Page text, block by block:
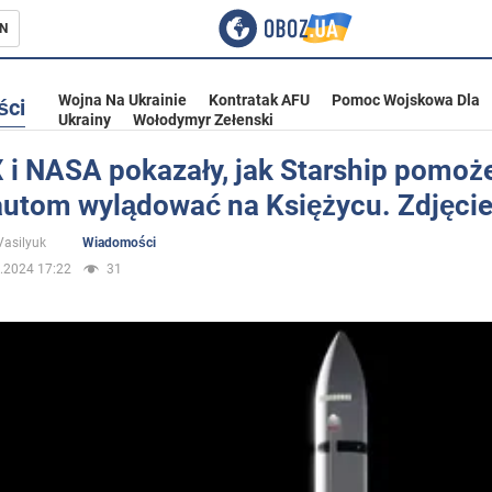
Wojna Na Ukrainie Kontratak AFU
Pomoc Wojskowa Dla
Ukrainy
Wołodymyr Zełenski
i NASA pokazały, jak Starship
wylądować na Księżycu. Zdjęcie
Wiadomości
17:22
31